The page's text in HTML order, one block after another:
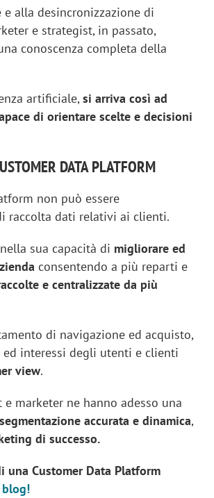
alla desincronizzazione di
e strategist, in passato,
conoscenza completa della
artificiale,si arriva così ad
di orientare scelte e decisioni
DATA PLATFORM
non può essere
raccolta dati relativi ai clienti.
sua capacità di migliorare ed
consentendo a più reparti e
e centralizzate da più
di navigazione ed acquisto,
interessi degli utenti e clienti
view.
marketer ne hanno adesso una
accurata e dinamica,
di successo.
Customer Data Platform